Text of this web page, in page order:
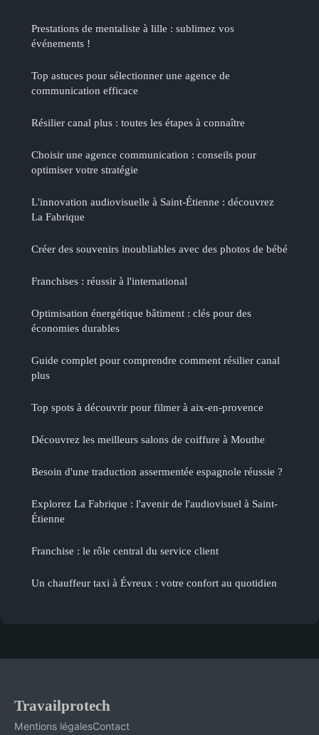
Prestations de mentaliste à lille : sublimez vos
événements !
Top astuces pour sélectionner une agence de
communication efficace
Résilier canal plus : toutes les étapes à connaître
Choisir une agence communication : conseils pour
optimiser votre stratégie
L'innovation audiovisuelle à Saint-Étienne : découvrez
La Fabrique
Créer des souvenirs inoubliables avec des photos de bébé
Franchises : réussir à l'international
Optimisation énergétique bâtiment : clés pour des
économies durables
Guide complet pour comprendre comment résilier canal
plus
Top spots à découvrir pour filmer à aix-en-provence
Découvrez les meilleurs salons de coiffure à Mouthe
Besoin d'une traduction assermentée espagnole réussie ?
Explorez La Fabrique : l'avenir de l'audiovisuel à Saint-
Étienne
Franchise : le rôle central du service client
Un chauffeur taxi à Évreux : votre confort au quotidien
Travailprotech
Mentions légalesContact